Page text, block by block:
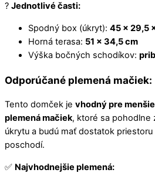
? Jednotlivé časti:
Spodný box (úkryt): 45 × 29,5
Horná terasa: 51 × 34,5 cm
Výška bočných schodíkov:
Odporúčané plemená mačiek:
Tento domček je vhodný pre
plemená mačiek, ktoré sa pohodlne
úkrytu a budú mať dostatok
poschodí.
✅ Najvhodnejšie plemená: